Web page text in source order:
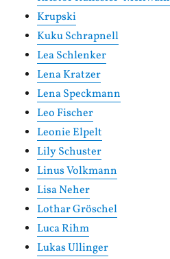
Krupski
Kuku Schrapnell
Lea Schlenker
Lena Kratzer
Lena Speckmann
Leo Fischer
Leonie Elpelt
Lily Schuster
Linus Volkmann
Lisa Neher
Lothar Gröschel
Luca Rihm
Lukas Ullinger